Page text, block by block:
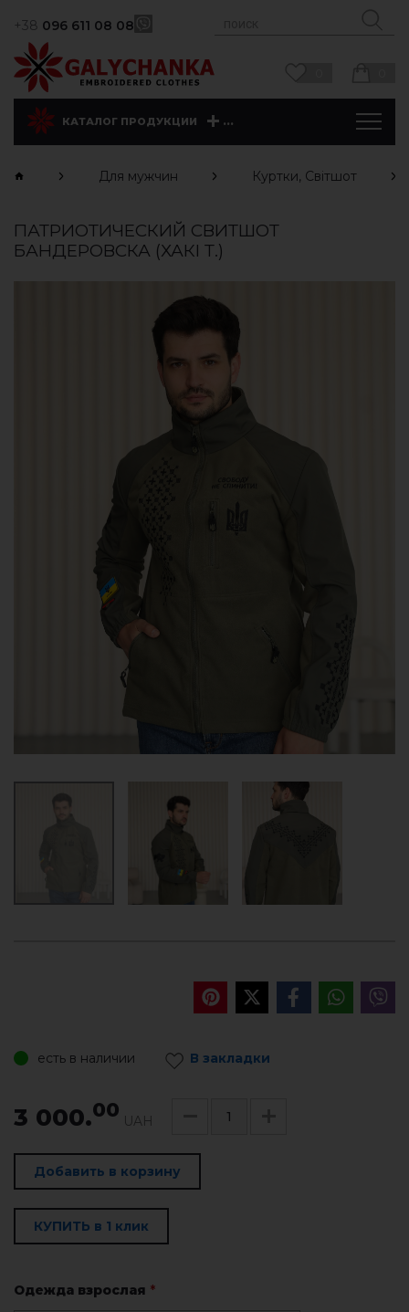
+38 096 611 08 08
КАТАЛОГ ПРОДУКЦИИ ...
Для мужчин Куртки, Світшот
ПАТРИОТИЧЕСКИЙ СВИТШОТ
БАНДЕРОВСКА (ХАКІ Т.)
есть в наличии В закладки
3 000.00 UAH
Добавить в корзину
КУПИТЬ в 1 клик
Одежда взрослая *